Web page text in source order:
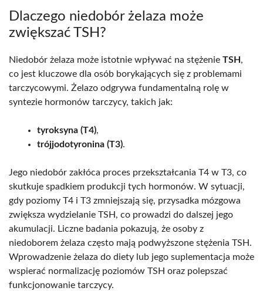
Dlaczego niedobór żelaza może
zwiększać TSH?
Niedobór żelaza może istotnie wpływać na stężenie TSH ,
co jest kluczowe dla osób borykających się z problemami
tarczycowymi. Żelazo odgrywa fundamentalną rolę w
syntezie hormonów tarczycy, takich jak:
tyroksyna (T4),
trójjodotyronina (T3).
Jego niedobór zakłóca proces przekształcania T4 w T3, co
skutkuje spadkiem produkcji tych hormonów. W sytuacji,
gdy poziomy T4 i T3 zmniejszają się, przysadka mózgowa
zwiększa wydzielanie TSH, co prowadzi do dalszej jego
akumulacji. Liczne badania pokazują, że osoby z
niedoborem żelaza często mają podwyższone stężenia TSH.
Wprowadzenie żelaza do diety lub jego suplementacja może
wspierać normalizację poziomów TSH oraz polepszać
funkcjonowanie tarczycy.